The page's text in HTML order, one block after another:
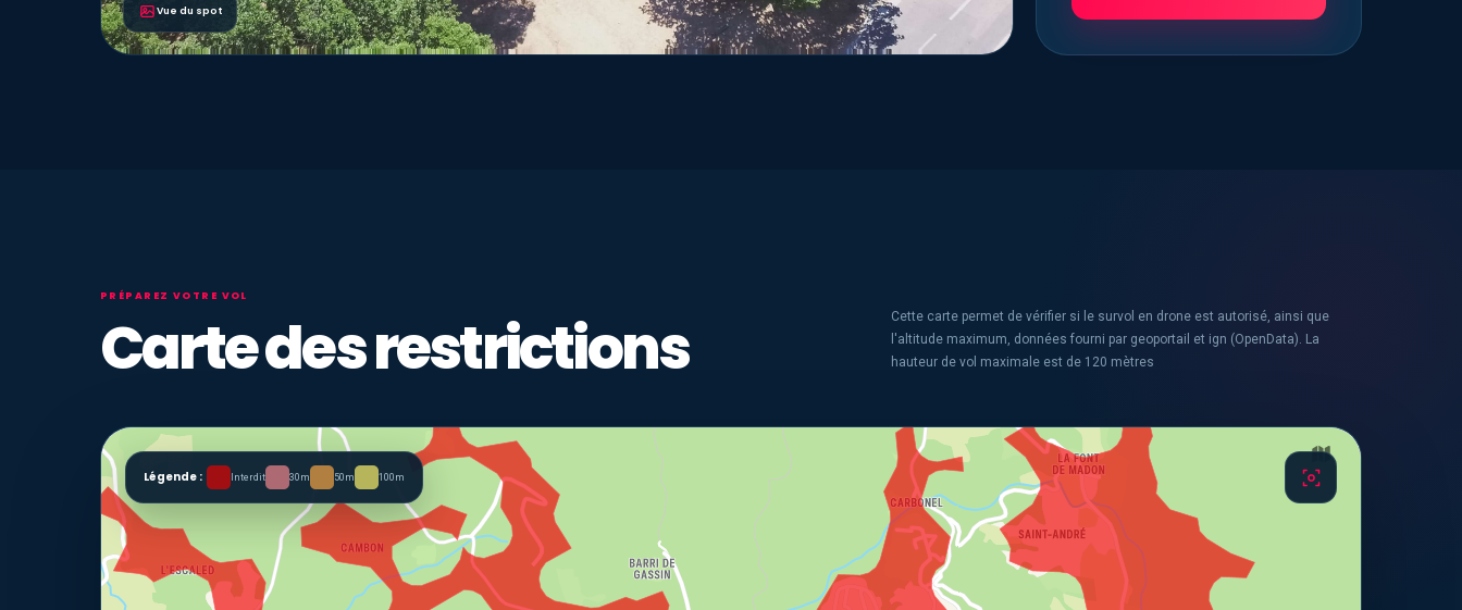
Vue du spot
PRÉPAREZ VOTRE VOL
Carte des restrictions
Cette carte permet de vérifier si le survol en drone est autorisé, ainsi que
l'altitude maximum, données fourni par geoportail et ign (OpenData). La
hauteur de vol maximale est de 120 mètres
Légende : Interdit 30m 50m 100m